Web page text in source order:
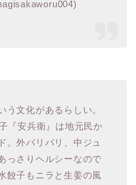
う文化があるらしい。
『安兵衛』は地元民か
。外パリパリ、中ジュ
っさりヘルシーなので
餃子もニラと生姜の風